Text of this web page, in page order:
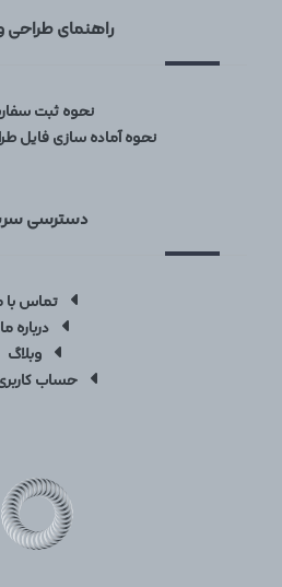
راهنمای
نحوه ثبت
نحوه آماده سازی فایل
دسترسی
تماس با
درباره ما
وبلاگ
حساب